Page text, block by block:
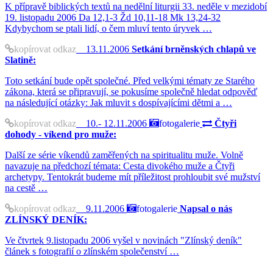
K přípravě biblických textů na nedělní liturgii 33. neděle v mezidobí
19. listopadu 2006 Da 12,1-3 Žd 10,11-18 Mk 13,24-32
Kdybychom se ptali lidí, o čem mluví tento úryvek …
kopírovat odkaz 13.11.2006 Setkání brněnských chlapů ve
Slatině:
Toto setkání bude opět společné. Před velkými tématy ze Starého
zákona, která se připravují, se pokusíme společně hledat odpověď
na následující otázky: Jak mluvit s dospívajícími dětmi a …
kopírovat odkaz 10.- 12.11.2006 fotogalerie
Čtyři
dohody - víkend pro muže:
Další ze série víkendů zaměřených na spiritualitu muže. Volně
navazuje na předchozí témata: Cesta divokého muže a Čtyři
archetypy. Tentokrát budeme mít příležitost prohloubit své mužství
na cestě …
kopírovat odkaz 9.11.2006 fotogalerie Napsal o nás
ZLÍNSKÝ DENÍK:
Ve čtvrtek 9.listopadu 2006 vyšel v novinách "Zlínský deník"
článek s fotografií o zlínském společenství …